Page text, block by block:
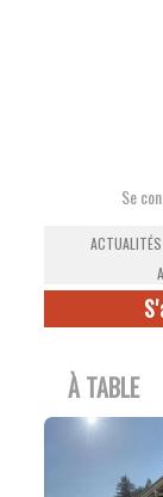
Se
ACTUALITÉS
À TABLE